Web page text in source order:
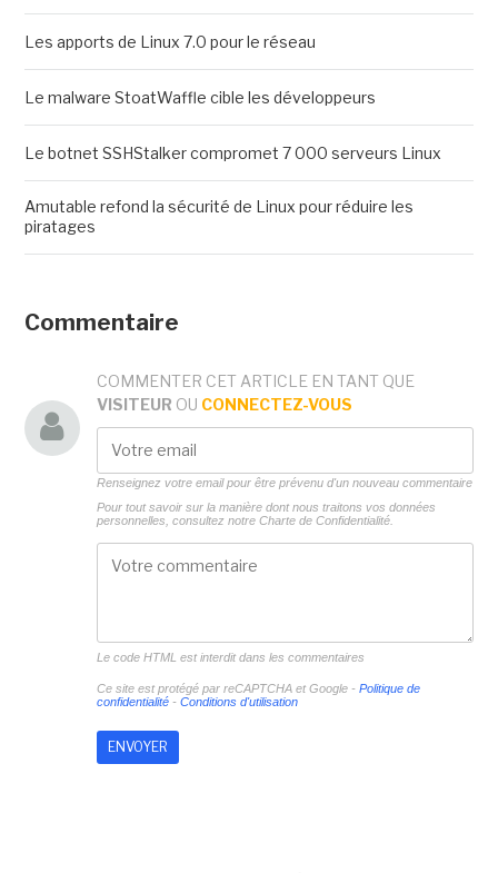
Les apports de Linux 7.0 pour le réseau
Le malware StoatWaffle cible les développeurs
Le botnet SSHStalker compromet 7 000 serveurs Linux
Amutable refond la sécurité de Linux pour réduire les
piratages
Commentaire
COMMENTER CET ARTICLE EN TANT QUE
VISITEUR OU CONNECTEZ-VOUS
Renseignez votre email pour être prévenu d'un nouveau commentaire
Pour tout savoir sur la manière dont nous traitons vos données
personnelles, consultez notre Charte de Confidentialité.
Le code HTML est interdit dans les commentaires
Ce site est protégé par reCAPTCHA et Google - Politique de
confidentialité- Conditions d'utilisation